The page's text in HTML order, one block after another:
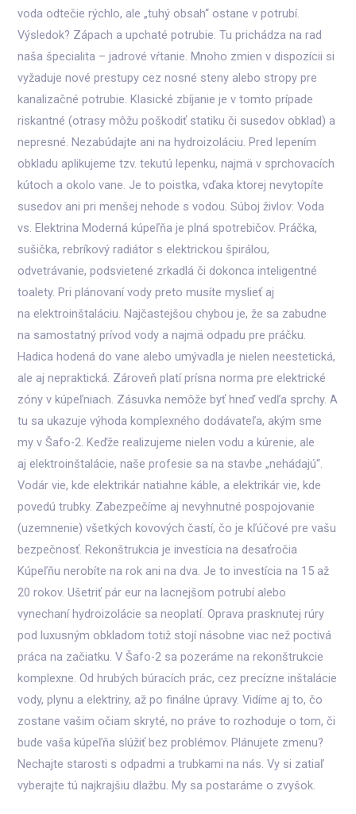
voda odtečie rýchlo, ale „tuhý obsah“ ostane v potrubí.
Výsledok? Zápach a upchaté potrubie. Tu prichádza na rad
naša špecialita – jadrové vŕtanie. Mnoho zmien v dispozícii si
vyžaduje nové prestupy cez nosné steny alebo stropy pre
kanalizačné potrubie. Klasické zbíjanie je v tomto prípade
riskantné (otrasy môžu poškodiť statiku či susedov obklad) a
nepresné. Nezabúdajte ani na hydroizoláciu. Pred lepením
obkladu aplikujeme tzv. tekutú lepenku, najmä v sprchovacích
kútoch a okolo vane. Je to poistka, vďaka ktorej nevytopíte
susedov ani pri menšej nehode s vodou. Súboj živlov: Voda
vs. Elektrina Moderná kúpeľňa je plná spotrebičov. Práčka,
sušička, rebríkový radiátor s elektrickou špirálou,
odvetrávanie, podsvietené zrkadlá či dokonca inteligentné
toalety. Pri plánovaní vody preto musíte myslieť aj
na elektroinštaláciu. Najčastejšou chybou je, že sa zabudne
na samostatný prívod vody a najmä odpadu pre práčku.
Hadica hodená do vane alebo umývadla je nielen neestetická,
ale aj nepraktická. Zároveň platí prísna norma pre elektrické
zóny v kúpeľniach. Zásuvka nemôže byť hneď vedľa sprchy. A
tu sa ukazuje výhoda komplexného dodávateľa, akým sme
my v Šafo-2. Keďže realizujeme nielen vodu a kúrenie, ale
aj elektroinštalácie, naše profesie sa na stavbe „nehádajú“.
Vodár vie, kde elektrikár natiahne káble, a elektrikár vie, kde
povedú trubky. Zabezpečíme aj nevyhnutné pospojovanie
(uzemnenie) všetkých kovových častí, čo je kľúčové pre vašu
bezpečnosť. Rekonštrukcia je investícia na desaťročia
Kúpeľňu nerobíte na rok ani na dva. Je to investícia na 15 až
20 rokov. Ušetriť pár eur na lacnejšom potrubí alebo
vynechaní hydroizolácie sa neoplatí. Oprava prasknutej rúry
pod luxusným obkladom totiž stojí násobne viac než poctivá
práca na začiatku. V Šafo-2 sa pozeráme na rekonštrukcie
komplexne. Od hrubých búracích prác, cez precízne inštalácie
vody, plynu a elektriny, až po finálne úpravy. Vidíme aj to, čo
zostane vašim očiam skryté, no práve to rozhoduje o tom, či
bude vaša kúpeľňa slúžiť bez problémov. Plánujete zmenu?
Nechajte starosti s odpadmi a trubkami na nás. Vy si zatiaľ
vyberajte tú najkrajšiu dlažbu. My sa postaráme o zvyšok.